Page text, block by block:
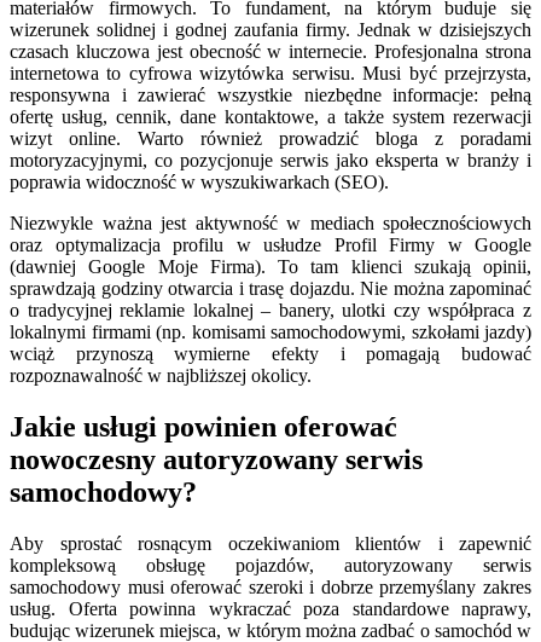
materiałów firmowych. To fundament, na którym buduje się
wizerunek solidnej i godnej zaufania firmy. Jednak w dzisiejszych
czasach kluczowa jest obecność w internecie. Profesjonalna strona
internetowa to cyfrowa wizytówka serwisu. Musi być przejrzysta,
responsywna i zawierać wszystkie niezbędne informacje: pełną
ofertę usług, cennik, dane kontaktowe, a także system rezerwacji
wizyt online. Warto również prowadzić bloga z poradami
motoryzacyjnymi, co pozycjonuje serwis jako eksperta w branży i
poprawia widoczność w wyszukiwarkach (SEO).
Niezwykle ważna jest aktywność w mediach społecznościowych
oraz optymalizacja profilu w usłudze Profil Firmy w Google
(dawniej Google Moje Firma). To tam klienci szukają opinii,
sprawdzają godziny otwarcia i trasę dojazdu. Nie można zapominać
o tradycyjnej reklamie lokalnej – banery, ulotki czy współpraca z
lokalnymi firmami (np. komisami samochodowymi, szkołami jazdy)
wciąż przynoszą wymierne efekty i pomagają budować
rozpoznawalność w najbliższej okolicy.
Jakie usługi powinien oferować
nowoczesny autoryzowany serwis
samochodowy?
Aby sprostać rosnącym oczekiwaniom klientów i zapewnić
kompleksową obsługę pojazdów, autoryzowany serwis
samochodowy musi oferować szeroki i dobrze przemyślany zakres
usług. Oferta powinna wykraczać poza standardowe naprawy,
budując wizerunek miejsca, w którym można zadbać o samochód w